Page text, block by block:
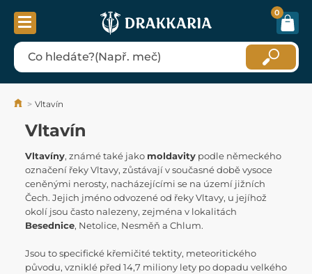
0
Vltavín
Vltavín
Vltavíny, známé také jako moldavity podle německého
označení řeky Vltavy, zůstávají v současné době vysoce
ceněnými nerosty, nacházejícími se na území jižních
Čech. Jejich jméno odvozené od řeky Vltavy, u jejíhož
okolí jsou často nalezeny, zejména v lokalitách
Besednice, Netolice, Nesměň a Chlum.
Jsou to specifické křemičité tektity, meteoritického
původu, vzniklé před 14,7 miliony lety po dopadu velkého